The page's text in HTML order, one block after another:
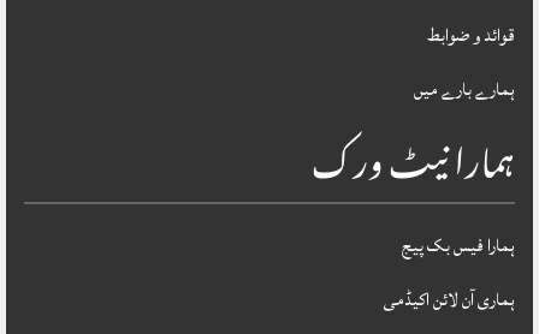
قوائد و ضوابط
ہمارے بارے میں
ہمارا نیٹ ورک
ہمارا فیس بک پیج
ہماری آن لائن اکیڈمی